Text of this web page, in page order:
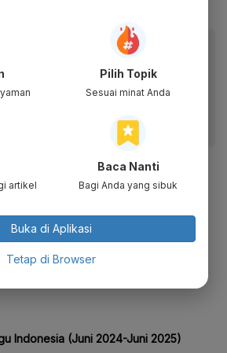
lewat aplikasi mobile.
membaca lebih nyaman dan nikmati
lewat aplikasi mobile Katadata.
19 #Klaster Perkantoran
#Internasional #Berita Hari Ini
Pilih Topik
Sesuai minat Anda
artikel
Baca Nanti
Bagi Anda yang sibuk
Buka di Aplikasi
Tetap di Browser